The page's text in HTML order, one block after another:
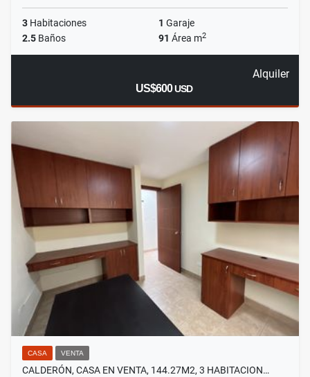
3 Habitaciones 1 Garaje
2.5 Baños 91 Área m2
Alquiler
US$600USD
CASA VENTA
CALDERÓN, CASA EN VENTA, 144.27M2, 3 HABITACION…